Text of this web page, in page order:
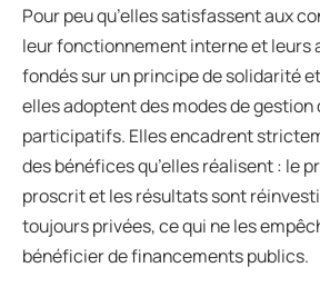
Pour peu qu’elles satisfassent aux
leur fonctionnement interne et leurs
fondés sur un principe de solidarité
elles adoptent des modes de
participatifs. Elles encadrent
des bénéfices qu’elles réalisent : le
proscrit et les résultats sont
toujours privées, ce qui ne les
bénéficier de financements publics.